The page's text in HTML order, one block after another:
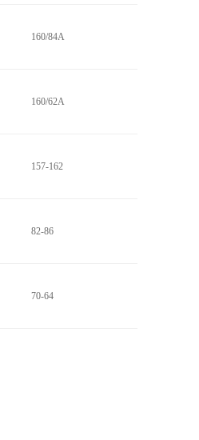
160/84A
160/62A
157-162
82-86
70-64